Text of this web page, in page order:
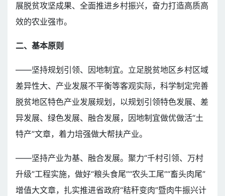
展脱贫攻坚成果、全面推进乡村振兴，奋力打造高质高
效的农业强市。
二、基本原则
——坚持规划引领、因地制宜。立足脱贫地区乡村区域
差异性大、产业发展不平衡等客观实际，科学制定完善
脱贫地区特色产业发展规划，以规划引领特色发展、差
异发展、绿色发展、融合发展，因地制宜做优做活“土
特产”文章，着力培强做大帮扶产业。
——坚持产业为基、融合发展。聚力“千村引领、万村
升级”工程实施，做好“粮头食尾”“农头工尾”“畜头肉尾”
增值大文章，扎实推进省政府“秸秆变肉”暨肉牛振兴计